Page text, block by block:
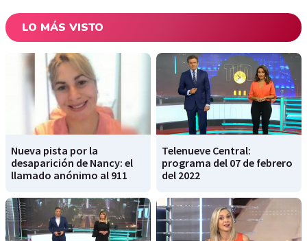
LO MÁS VISTO
Nueva pista por la
desaparición de Nancy: el
llamado anónimo al 911
Telenueve Central:
programa del 07 de febrero
del 2022